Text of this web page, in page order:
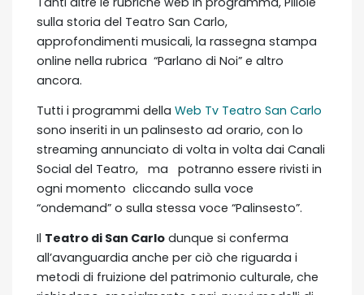
sulla storia del Teatro San Carlo,
approfondimenti musicali, la rassegna stampa
online nella rubrica “Parlano di Noi” e altro
ancora.
Tutti i programmi della Web Tv Teatro San Carlo
sono inseriti in un palinsesto ad orario, con lo
streaming annunciato di volta in volta dai Canali
Social del Teatro, ma potranno essere rivisti in
ogni momento cliccando sulla voce
“ondemand” o sulla stessa voce “Palinsesto”.
Il Teatro di San Carlo dunque si conferma
all’avanguardia anche per ciò che riguarda i
metodi di fruizione del patrimonio culturale, che